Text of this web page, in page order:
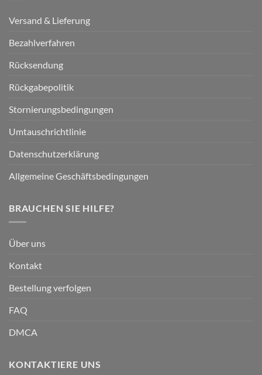
Versand & Lieferung
Bezahlverfahren
Rücksendung
Rückgabepolitik
Stornierungsbedingungen
Umtauschrichtlinie
Datenschutzerklärung
Allgemeine Geschäftsbedingungen
BRAUCHEN SIE HILFE?
Über uns
Kontakt
Bestellung verfolgen
FAQ
DMCA
KONTAKTIERE UNS